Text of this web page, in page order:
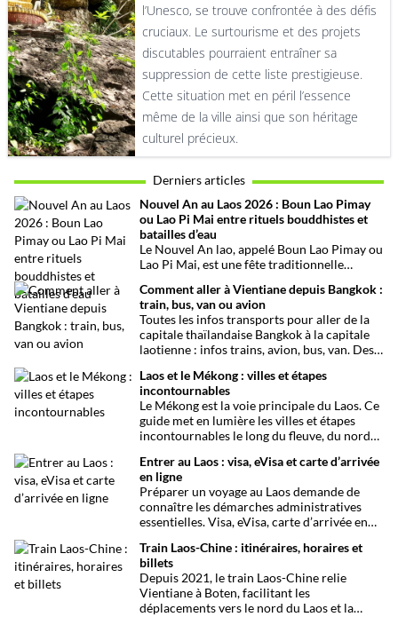
l’Unesco, se trouve confrontée à des défis
cruciaux. Le surtourisme et des projets
discutables pourraient entraîner sa
suppression de cette liste prestigieuse.
Cette situation met en péril l’essence
même de la ville ainsi que son héritage
culturel précieux.
Derniers articles
Nouvel An au Laos 2026 : Boun Lao Pimay
ou Lao Pi Mai entre rituels bouddhistes et
batailles d’eau
Le Nouvel An lao, appelé Boun Lao Pimay ou
Lao Pi Mai, est une fête traditionnelle
Laos. Ce festival, rythmé par des rituels
religieux, des cérémonies familiales et les
fameuses batailles d’eau, marque le début de
la nouvelle année lunaire laotienne.
Comment aller à Vientiane depuis Bangkok :
train, bus, van ou avion
Toutes les infos transports pour aller de la
capitale thaïlandaise Bangkok à la capitale
laotienne : infos trains, avion, bus, van. Des
Laos et le Mékong : villes et étapes
incontournables
Le Mékong est la voie principale du Laos. Ce
guide met en lumière les villes et étapes
incontournables le long du fleuve, du nord
Entrer au Laos : visa, eVisa et carte d’arrivée
en ligne
Préparer un voyage au Laos demande de
connaître les démarches administratives
essentielles. Visa, eVisa, carte d’arrivée en
complet pour franchir la frontière en toute
simplicité.
Train Laos-Chine : itinéraires, horaires et
billets
Depuis 2021, le train Laos-Chine relie
Vientiane à Boten, facilitant les
déplacements vers le nord du Laos et la